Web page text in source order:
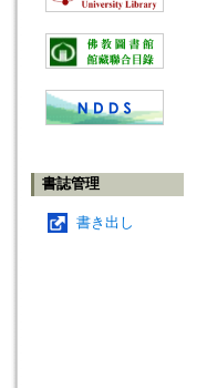
書誌管理
書き出し